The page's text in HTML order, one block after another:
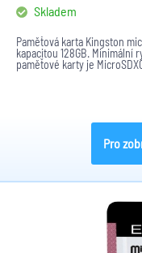
Skladem
Paměťová karta Kingston
kapacitou 128GB. Minimální
paměťové karty je
Pro